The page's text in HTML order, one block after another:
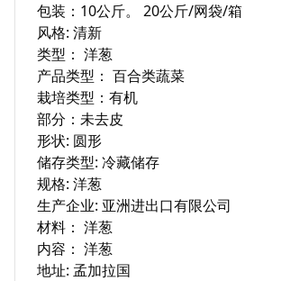
包装：10公斤。 20公斤/网袋/箱
风格: 清新
类型： 洋葱
产品类型： 百合类蔬菜
栽培类型：有机
部分：未去皮
形状: 圆形
储存类型: 冷藏储存
规格: 洋葱
生产企业: 亚洲进出口有限公司
材料： 洋葱
内容： 洋葱
地址: 孟加拉国